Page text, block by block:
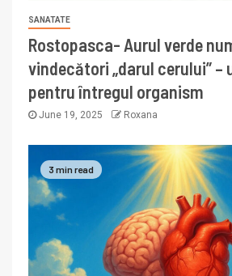
SANATATE
Rostopasca- Aurul verde
vindecători „darul cerului” –
pentru întregul organism
June 19, 2025 Roxana
3 min read